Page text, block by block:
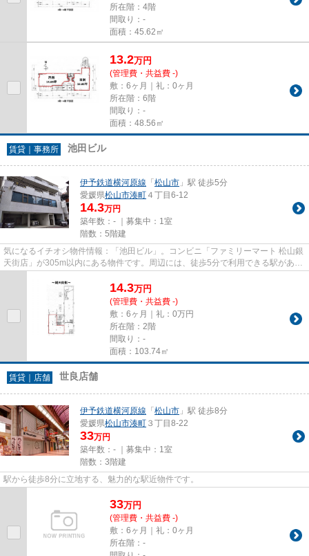
所在階：4階
間取り：-
面積：45.62㎡
13.2万円
(管理費・共益費 -)
敷：6ヶ月｜礼：0ヶ月
所在階：6階
間取り：-
面積：48.56㎡
賃貸｜事務所 池田ビル
伊予鉄道横河原線 「 松山市 」駅 徒歩5分
愛媛県松山市湊町 ４丁目6-12
14.3万円
築年数：- ｜募集中： 1室
階数：5階建
気になるイチオシ物件情報：「池田ビル」。コンビニ「ファミリーマート 松山銀
天街店」が305m以内にある物件です。周辺には、徒歩5分で利用できる駅があり
14.3万円
(管理費・共益費 -)
敷：6ヶ月｜礼：0万円
所在階：2階
間取り：-
面積：103.74㎡
賃貸｜店舗 世良店舗
伊予鉄道横河原線 「 松山市 」駅 徒歩8分
愛媛県松山市湊町 ３丁目8-22
33万円
築年数：- ｜募集中： 1室
階数：3階建
駅から徒歩8分に立地する、魅力的な駅近物件です。
33万円
(管理費・共益費 -)
敷：6ヶ月｜礼：0ヶ月
所在階：-